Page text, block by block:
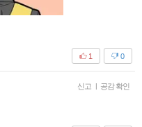
0
1
신고 공감 확인